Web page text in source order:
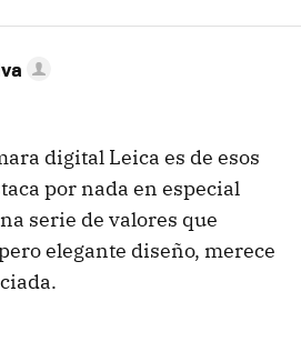
digital Leica es de esos
por nada en especial
serie de valores que
elegante diseño, merece